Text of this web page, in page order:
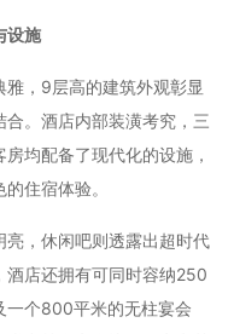
设施
，9层高的建筑外观彰显
合。酒店内部装潢考究，三
均配备了现代化的设施，
住宿体验。
，休闲吧则透露出超时代
酒店还拥有可同时容纳250
一个800平米的无柱宴会